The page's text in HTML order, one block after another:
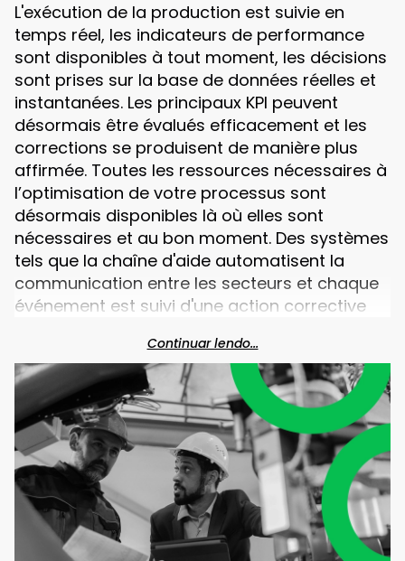
L'exécution de la production est suivie en
temps réel, les indicateurs de performance
sont disponibles à tout moment, les décisions
sont prises sur la base de données réelles et
instantanées. Les principaux KPI peuvent
désormais être évalués efficacement et les
corrections se produisent de manière plus
affirmée. Toutes les ressources nécessaires à
l’optimisation de votre processus sont
désormais disponibles là où elles sont
nécessaires et au bon moment. Des systèmes
tels que la chaîne d'aide automatisent la
communication entre les secteurs et chaque
événement est suivi d'une action corrective
d'équipement, le manque d'opérateurs ne
sont plus un problème.
Continuar lendo...